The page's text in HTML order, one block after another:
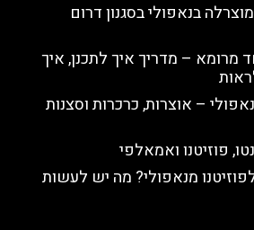
בנאפולי בסגנון דרום
מרומא – מדריך איך לתכנן, איך
– אוצרות, כרכרות וסצנות
פוזיטנו ואמאלפי
מנאפולי? מה יש לעשות